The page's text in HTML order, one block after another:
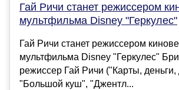
Гай Ричи станет режиссером
мультфильма Disney "Геркулес"
Гай Ричи станет режиссером
мультфильма Disney "Геркулес"
режиссер Гай Ричи ("Карты, деньги,
"Большой куш", "Джентл...